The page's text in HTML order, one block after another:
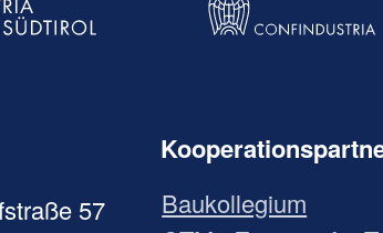
57
Baukollegium